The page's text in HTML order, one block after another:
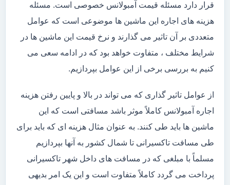
قرار دارد مسئله قیمت آمبولانس خصوصی است. مسئله
هزینه های اجاره این ماشین ها موضوعی است که عوامل
متعددی بر آن تاثیر می گذارند و نرخ قیمت این ماشین ها در
شرایط مختلف ، متفاوت خواهد بود که در ادامه سعی می
کنیم به بررسی برخی از این عوامل بپردازیم.
از عوامل تاثیر گذاری که می تواند در بالا و پایین رفتن هزینه
اجاره آمبولانس کاملاً موثر باشد مسافتی است که این
ماشین ها باید طی کنند. به عنوان مثال هزینه ای که باید برای
طی مسافت تاکسیرانی تا شمال کشور به آنها بپردازیم
مسلماً با مبلغی که در مسافت های داخل شهر تاکسیرانی
پرداخت می گردد کاملاً متفاوت است و این یک امر بدیهی